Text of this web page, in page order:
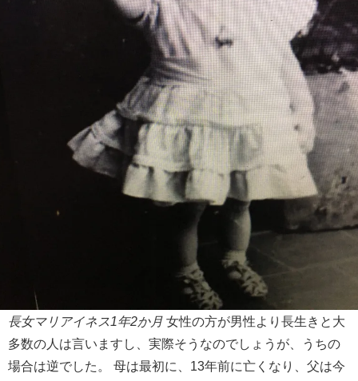
長女マリアイネス1年2か月 女性の方が男性より長生きと大
多数の人は言いますし、実際そうなのでしょうが、うちの
場合は逆でした。 母は最初に、13年前に亡くなり、父は今